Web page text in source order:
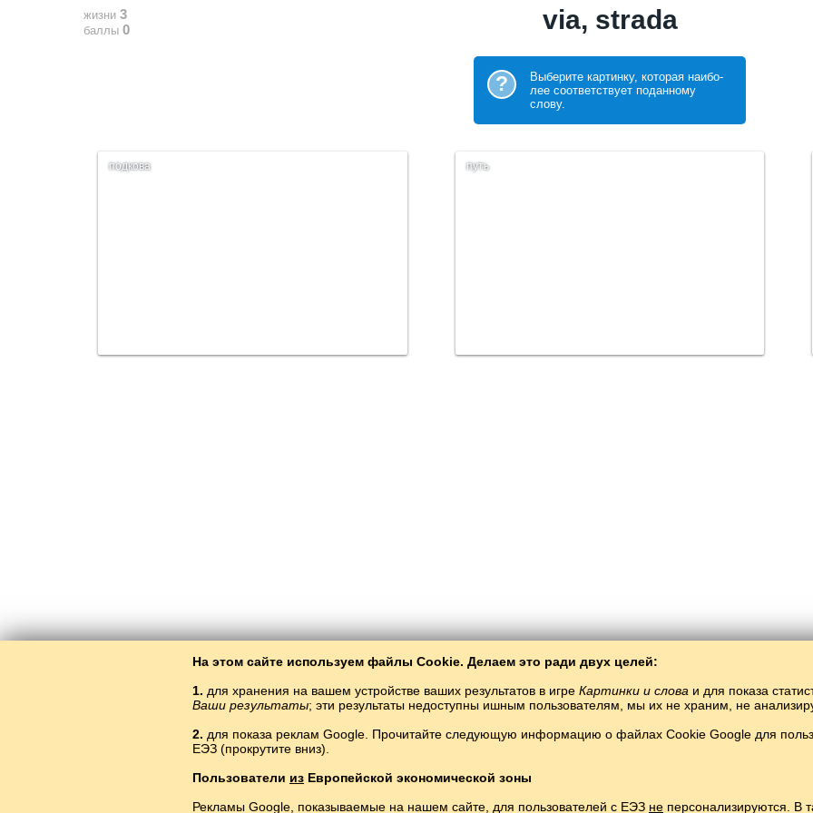
На этом сайте используем файлы Cookie. Делаем это ради двух целей:
1. для хранения на вашем устройстве ваших результатов в игре Картинки и слова и для показа
Ваши результаты; эти результаты недоступны ишным пользователям, мы их не храним, не
2. для показа реклам Google. Прочитайте следующую информацию о файлах Cookie Google для
ЕЭЗ (прокрутите вниз).
Пользователи из Европейской экономической зоны
Рекламы Google, показываемые на нашем сайте, для пользователей с ЕЭЗ не персонализируются. В
жизни 3
баллы 0 via, strada
?
Выберите картинку, которая наибо­
лее соответствует поданному
слову.
подкова путь
Copyright © 2015–2025 BALTOSLAV.